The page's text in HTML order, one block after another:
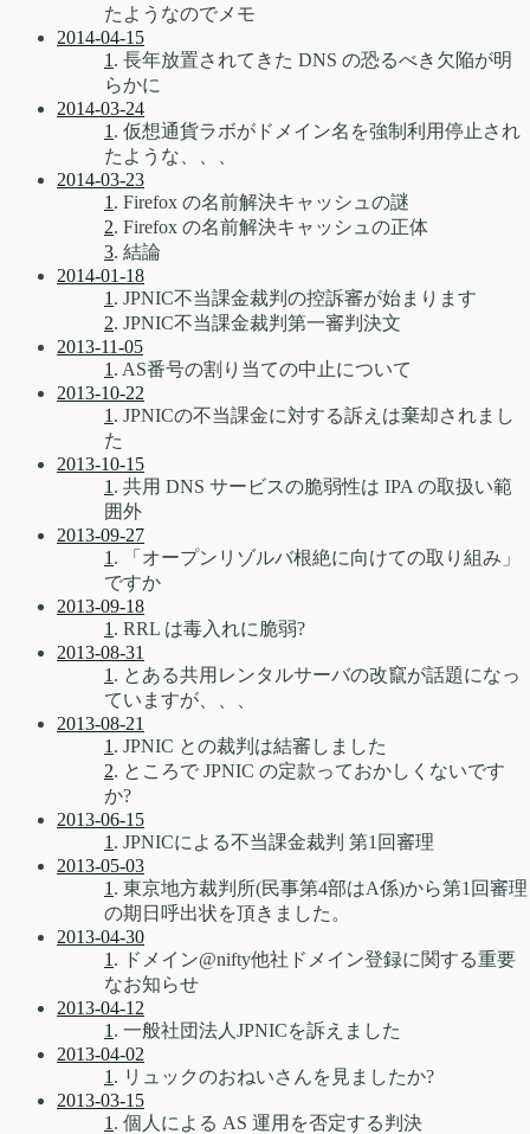
たようなのでメモ
2014-04-15
1 . 長年放置されてきた DNS の恐るべき欠陥が明
らかに
2014-03-24
1 . 仮想通貨ラボがドメイン名を強制利用停止され
たような、、、
2014-03-23
1 . Firefox の名前解決キャッシュの謎
2. Firefox の名前解決キャッシュの正体
3. 結論
2014-01-18
1 . JPNIC不当課金裁判の控訴審が始まります
2. JPNIC不当課金裁判第一審判決文
2013-11-05
1 . AS番号の割り当ての中止について
2013-10-22
1 . JPNICの不当課金に対する訴えは棄却されまし
た
2013-10-15
1 . 共用 DNS サービスの脆弱性は IPA の取扱い範
囲外
2013-09-27
1 . 「オープンリゾルバ根絶に向けての取り組み」
ですか
2013-09-18
1 . RRL は毒入れに脆弱?
2013-08-31
1 . とある共用レンタルサーバの改竄が話題になっ
ていますが、、、
2013-08-21
1 . JPNIC との裁判は結審しました
2. ところで JPNIC の定款っておかしくないです
か?
2013-06-15
1 . JPNICによる不当課金裁判 第1回審理
2013-05-03
1 . 東京地方裁判所(民事第4部はA係)から第1回審理
の期日呼出状を頂きました。
2013-04-30
1 . ドメイン@nifty他社ドメイン登録に関する重要
なお知らせ
2013-04-12
1 . 一般社団法人JPNICを訴えました
2013-04-02
1 . リュックのおねいさんを見ましたか?
2013-03-15
1 . 個人による AS 運用を否定する判決